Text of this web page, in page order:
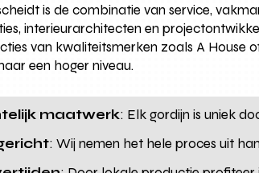
is de combinatie van service,
interieurarchitecten en
van kwaliteitsmerken zoals A House
een hoger niveau.
maatwerk: Elk gordijn is uniek
: Wij nemen het hele proces uit